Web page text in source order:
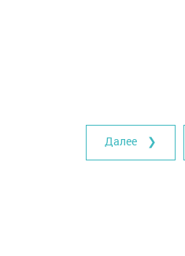
Далее ❯